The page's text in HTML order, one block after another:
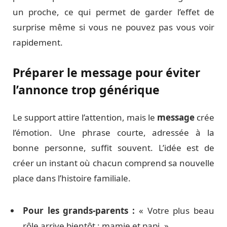
un proche, ce qui permet de garder l’effet de
surprise même si vous ne pouvez pas vous voir
rapidement.
Préparer le message pour éviter
l’annonce trop générique
Le support attire l’attention, mais le message crée
l’émotion. Une phrase courte, adressée à la
bonne personne, suffit souvent. L’idée est de
créer un instant où chacun comprend sa nouvelle
place dans l’histoire familiale.
Pour les grands-parents : « Votre plus beau